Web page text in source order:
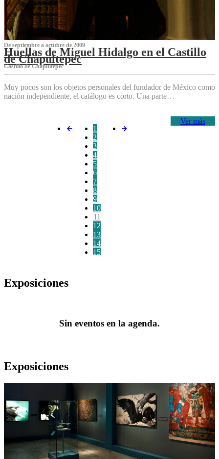
De septiembre a octubre de 2009
Huellas de Miguel Hidalgo en el Castillo
de Chapultepec
Castillo de Chapultepec
Muy pocos son los objetos personales del fundador de México como
nación independiente, el catálogo es corto. Una parte…
Ver más
1
2
3
4
5
6
7
8
9
10
11
12
13
14
15
Exposiciones
Sin eventos en la agenda.
Exposiciones